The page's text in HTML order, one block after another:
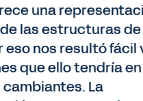
una
las estructuras de
eso nos resultó fácil
que ello tendría
La